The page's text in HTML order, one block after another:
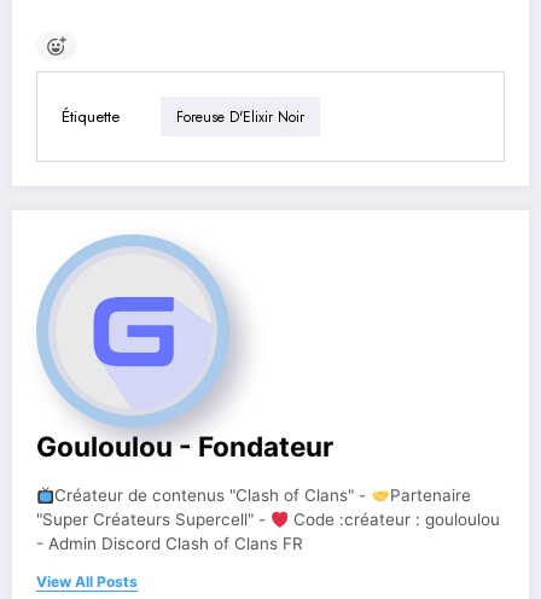
Étiquette Foreuse D'Elixir Noir
Gouloulou - Fondateur
Créateur de contenus "Clash of Clans" -
Partenaire
"Super Créateurs Supercell" -
Code :créateur : gouloulou
- Admin Discord Clash of Clans FR
View All Posts